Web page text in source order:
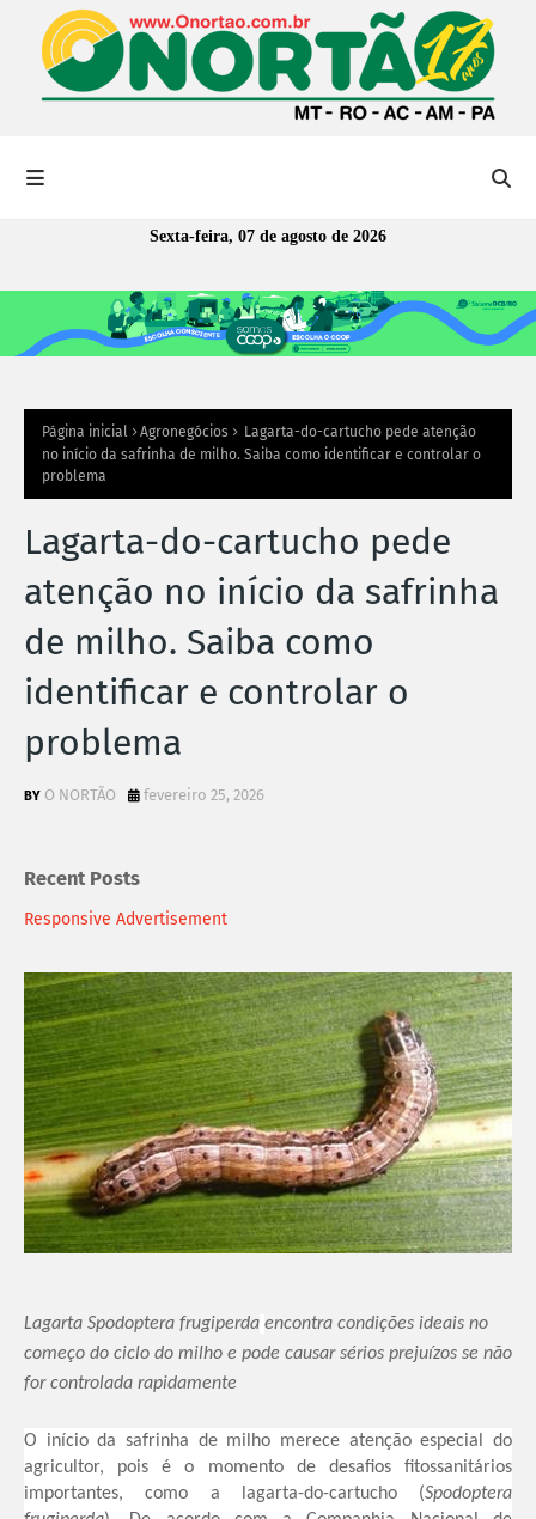
Sexta-feira, 07 de agosto de 2026
Página inicial Agronegócios
Lagarta-do-cartucho pede atenção
no início da safrinha de milho. Saiba como identificar e controlar o
problema
Lagarta-do-cartucho pede
atenção no início da safrinha
de milho. Saiba como
identificar e controlar o
problema
O NORTÃO fevereiro 25, 2026
Recent Posts
Responsive Advertisement
Lagarta Spodoptera frugiperda encontra condições ideais no
começo do ciclo do milho e pode causar sérios prejuízos se não
for controlada rapidamente
O início da safrinha de milho merece atenção especial do
agricultor, pois é o momento de desafios fitossanitários
importantes, como a lagarta-do-cartucho (Spodoptera